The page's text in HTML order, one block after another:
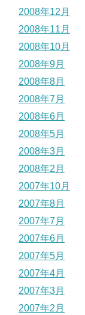
2008年12月
2008年11月
2008年10月
2008年9月
2008年8月
2008年7月
2008年6月
2008年5月
2008年3月
2008年2月
2007年10月
2007年8月
2007年7月
2007年6月
2007年5月
2007年4月
2007年3月
2007年2月